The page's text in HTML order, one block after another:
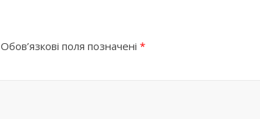
Обов’язкові поля позначені *